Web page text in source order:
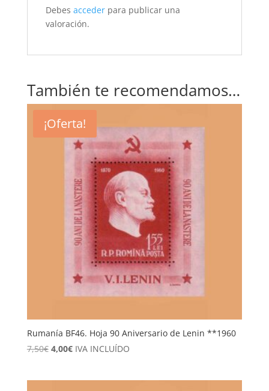
Debes accederpara publicar una
valoración.
También te recomendamos…
¡Oferta!
Rumanía BF46. Hoja 90 Aniversario de Lenin **1960
7,50€ El
4,00€ElIVA INCLUÍDO